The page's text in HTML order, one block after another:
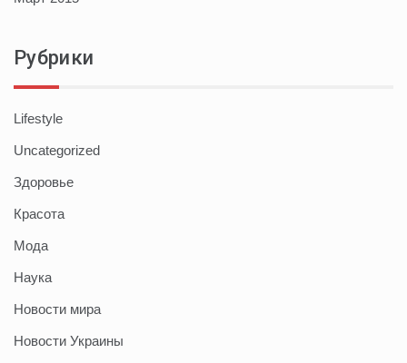
Рубрики
Lifestyle
Uncategorized
Здоровье
Красота
Мода
Наука
Новости мира
Новости Украины